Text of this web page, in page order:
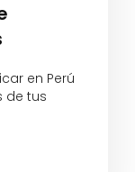
en Perú
de tus